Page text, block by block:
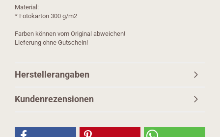
Material:
* Fotokarton 300 g/m2
Farben können vom Original abweichen!
Lieferung ohne Gutschein!
Herstellerangaben
Kundenrezensionen